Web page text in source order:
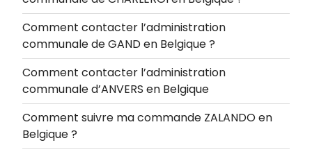
Comment contacter l’administration
communale de GAND en Belgique ?
Comment contacter l’administration
communale d’ANVERS en Belgique
Comment suivre ma commande ZALANDO en
Belgique ?